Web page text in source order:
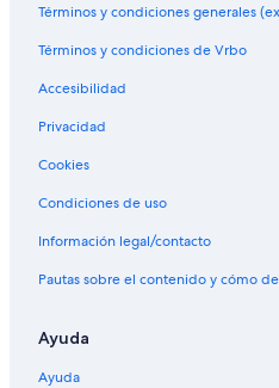
Términos y condiciones generales
Términos y condiciones de Vrbo
Accesibilidad
Privacidad
Cookies
Condiciones de uso
Información legal/contacto
Pautas sobre el contenido y cómo
Ayuda
Ayuda